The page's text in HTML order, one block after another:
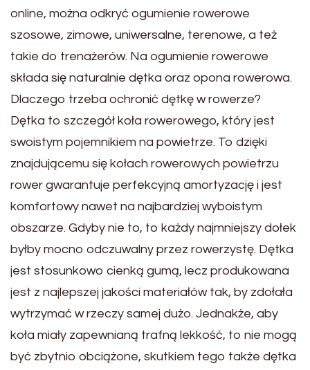
online, można odkryć ogumienie rowerowe
szosowe, zimowe, uniwersalne, terenowe, a też
takie do trenażerów. Na ogumienie rowerowe
składa się naturalnie dętka oraz opona rowerowa.
Dlaczego trzeba ochronić dętkę w rowerze?
Dętka to szczegół koła rowerowego, który jest
swoistym pojemnikiem na powietrze. To dzięki
znajdującemu się kołach rowerowych powietrzu
rower gwarantuje perfekcyjną amortyzację i jest
komfortowy nawet na najbardziej wyboistym
obszarze. Gdyby nie to, to każdy najmniejszy dołek
byłby mocno odczuwalny przez rowerzystę. Dętka
jest stosunkowo cienką gumą, lecz produkowana
jest z najlepszej jakości materiałów tak, by zdołała
wytrzymać w rzeczy samej dużo. Jednakże, aby
koła miały zapewnianą trafną lekkość, to nie mogą
być zbytnio obciążone, skutkiem tego także dętka